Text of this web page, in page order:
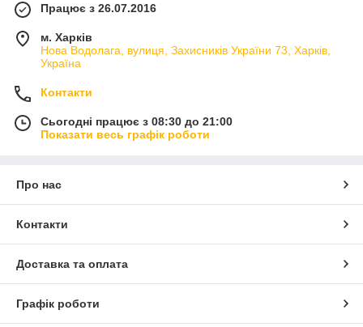
Працює з 26.07.2016
м. Харків
Нова Водолага, вулиця, Захисників України 73, Харків,
Україна
Контакти
Сьогодні працює з 08:30 до 21:00
Показати весь графік роботи
Про нас
Контакти
Доставка та оплата
Графік роботи